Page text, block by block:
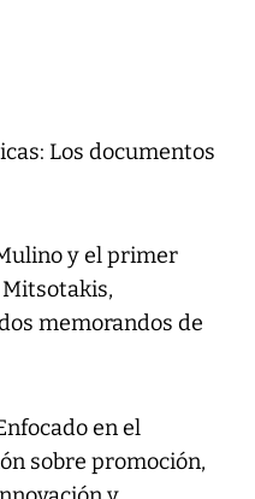
Los documentos
y el primer
memorandos de
en el
sobre promoción,